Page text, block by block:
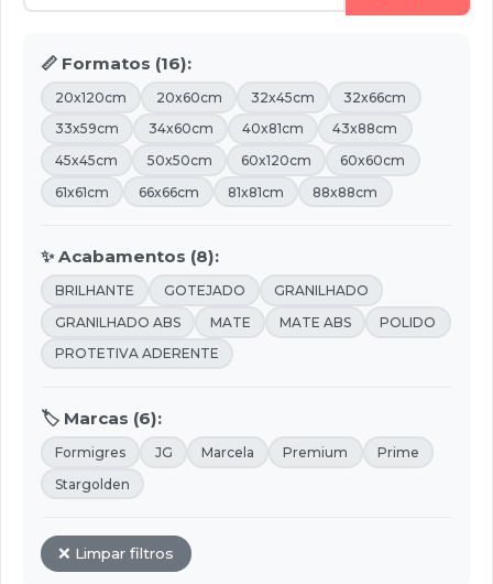
📏 Formatos (16):
20x120cm 20x60cm 32x45cm
32x66cm
33x59cm
34x60cm 40x81cm
43x88cm
45x45cm
50x50cm 60x120cm
60x60cm
61x61cm
66x66cm 81x81cm 88x88cm
✨ Acabamentos (8):
BRILHANTE GOTEJADO
GRANILHADO
GRANILHADO ABS
MATE MATE ABS
POLIDO
PROTETIVA ADERENTE
🏷️ Marcas (6):
Formigres JG Marcela Premium
Prime
Stargolden
❌ Limpar filtros